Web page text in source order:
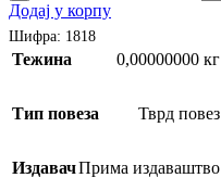
Додај у корпу
Шифра: 1818
Тежина 0,00000000 кг
Тип повеза Тврд повез
ИздавачПрима издаваштво